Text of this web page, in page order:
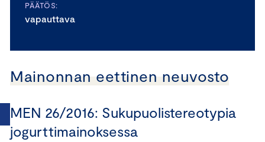
PÄÄTÖS:
vapauttava
Mainonnan eettinen neuvosto
MEN 26/2016: Sukupuolistereotypia
jogurttimainoksessa